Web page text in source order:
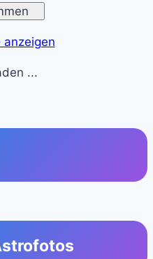
anzeigen
...